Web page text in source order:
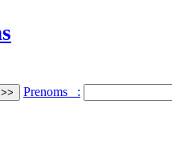
Prenoms :